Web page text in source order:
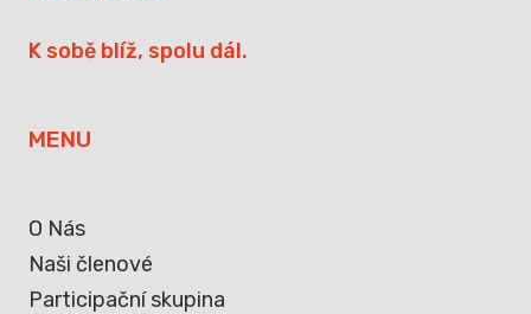
K sobě blíž, spolu dál.
MENU
O Nás
Naši členové
Participační skupina